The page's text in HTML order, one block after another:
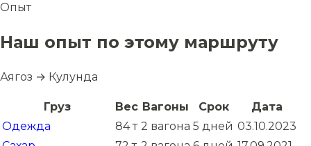
Опыт
Наш опыт по этому маршруту
Аягоз → Кулунда
Груз Вес Вагоны Срок
Дата
Одежда
84 т 2 вагона 5 дней 03.10.2023